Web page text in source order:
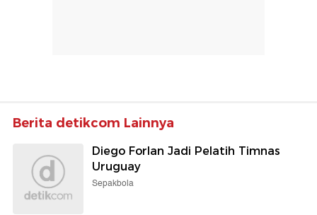
Berita detikcom Lainnya
Diego Forlan Jadi Pelatih Timnas
Uruguay
Sepakbola